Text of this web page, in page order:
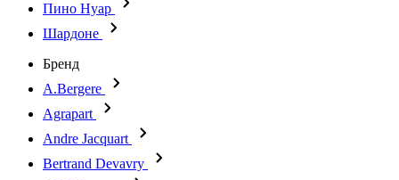
Пино Нуар
Шардоне
Бренд
A.Bergere
Agrapart
Andre Jacquart
Bertrand Devavry